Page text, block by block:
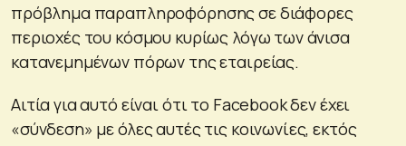
πρόβλημα παραπληροφόρησης σε διάφορες
περιοχές του κόσμου κυρίως λόγω των άνισα
κατανεμημένων πόρων της εταιρείας.
Αιτία για αυτό είναι ότι το Facebook δεν έχει
«σύνδεση» με όλες αυτές τις κοινωνίες, εκτός